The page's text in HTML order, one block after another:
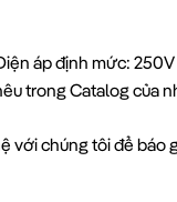
áp định mức:
trong Catalog của
với chúng tôi để báo